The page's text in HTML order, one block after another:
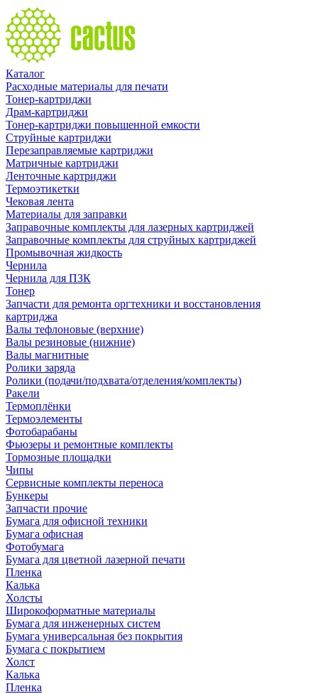
Каталог
Расходные материалы для печати
Тонер-картриджи
Драм-картриджи
Тонер-картриджи повышенной емкости
Струйные картриджи
Перезаправляемые картриджи
Матричные картриджи
Ленточные картриджи
Термоэтикетки
Чековая лента
Материалы для заправки
Заправочные комплекты для лазерных картриджей
Заправочные комплекты для струйных картриджей
Промывочная жидкость
Чернила
Чернила для ПЗК
Тонер
Запчасти для ремонта оргтехники и восстановления
картриджа
Валы тефлоновые (верхние)
Валы резиновые (нижние)
Валы магнитные
Ролики заряда
Ролики (подачи/подхвата/отделения/комплекты)
Ракели
Термоплёнки
Термоэлементы
Фотобарабаны
Фьюзеры и ремонтные комплекты
Тормозные площадки
Чипы
Сервисные комплекты переноса
Бункеры
Запчасти прочие
Бумага для офисной техники
Бумага офисная
Фотобумага
Бумага для цветной лазерной печати
Пленка
Калька
Холсты
Широкоформатные материалы
Бумага для инженерных систем
Бумага универсальная без покрытия
Бумага с покрытием
Холст
Калька
Пленка